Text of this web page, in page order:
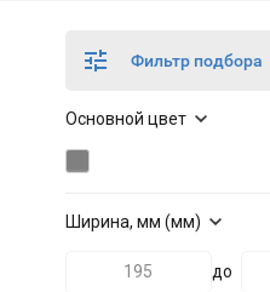
Фильтр подбора
Основной цвет
Ширина, мм (мм)
до